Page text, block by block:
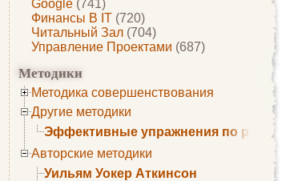
Google (741)
Финансы В IT (720)
Читальный Зал (704)
Управление Проектами (687)
Методики
Методика совершенствования
Другие методики
Эффективные упражнения по
Авторские методики
Уильям Уокер Аткинсон